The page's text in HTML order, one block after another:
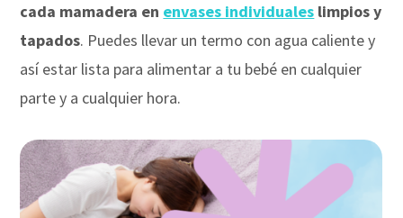
cada mamadera en envases individuales limpios y
tapados. Puedes llevar un termo con agua caliente y
así estar lista para alimentar a tu bebé en cualquier
parte y a cualquier hora.